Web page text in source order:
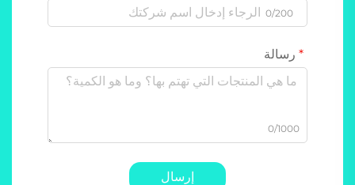
0/200
رسالة
0/1000
إرسال